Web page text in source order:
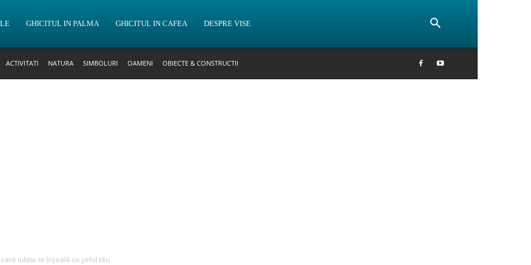
GHICITUL IN PALMA GHICITUL IN CAFEA DESPRE VISE
ACTIVITATI NATURA SIMBOLURI OAMENI OBIECTE & CONSTRUCTII
iubita te înșeală cu șeful tău